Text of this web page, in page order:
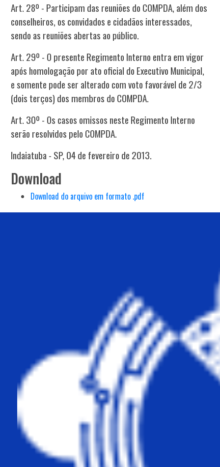
Art. 28º - Participam das reuniões do COMPDA, além dos
conselheiros, os convidados e cidadãos interessados,
sendo as reuniões abertas ao público.
Art. 29º - O presente Regimento Interno entra em vigor
após homologação por ato oficial do Executivo Municipal,
e somente pode ser alterado com voto favorável de 2/3
(dois terços) dos membros do COMPDA.
Art. 30º - Os casos omissos neste Regimento Interno
serão resolvidos pelo COMPDA.
Indaiatuba - SP, 04 de fevereiro de 2013.
Download
Download do arquivo em formato .pdf